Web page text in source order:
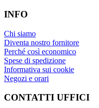
INFO
Chi siamo
Diventa nostro fornitore
Perché così economico
Spese di spedizione
Informativa sui cookie
Negozi e orari
CONTATTI UFFICI